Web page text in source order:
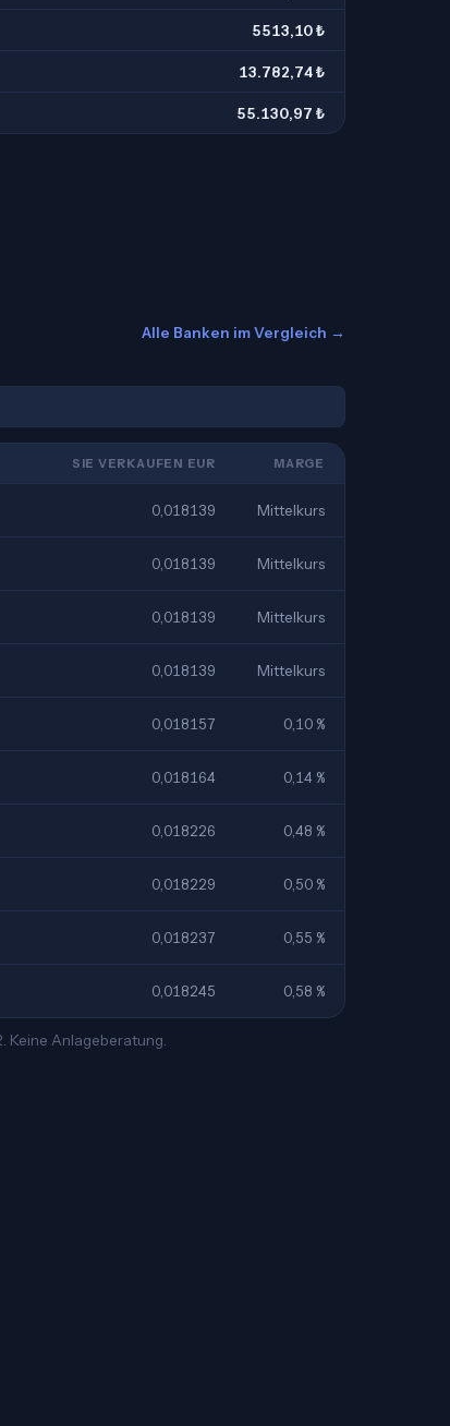
5513,10 ₺
13.782,74 ₺
55.130,97 ₺
Alle Banken im Vergleich →
SIE VERKAUFEN EUR MARGE
0,018139 Mittelkurs
0,018139 Mittelkurs
0,018139 Mittelkurs
0,018139 Mittelkurs
0,018157 0,10 %
0,018164 0,14 %
0,018226 0,48 %
0,018229 0,50 %
0,018237 0,55 %
0,018245 0,58 %
Keine Anlageberatung.